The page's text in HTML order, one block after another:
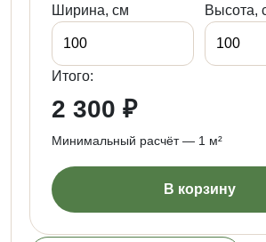
Ширина, см Высота,
Итого:
2 300 ₽
Минимальный расчёт — 1 м²
В корзину